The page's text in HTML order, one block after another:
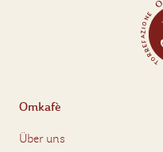
Omkafè
Über uns